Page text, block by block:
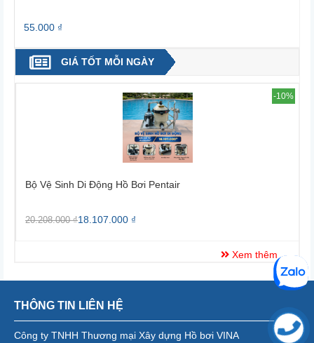
55.000 ₫
GIÁ TỐT MỖI NGÀY
-10%
Bộ Vệ Sinh Di Động Hồ Bơi Pentair
20.208.000 ₫18.107.000 ₫
Xem thêm
THÔNG TIN LIÊN HỆ
Công ty TNHH Thương mại Xây dựng Hồ bơi VINA